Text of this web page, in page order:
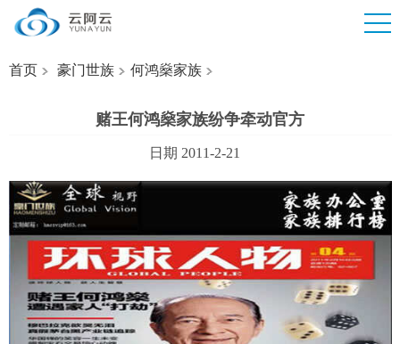
首页 豪门世族 何鸿燊家族
赌王何鸿燊家族纷争牵动官方
日期 2011-2-21